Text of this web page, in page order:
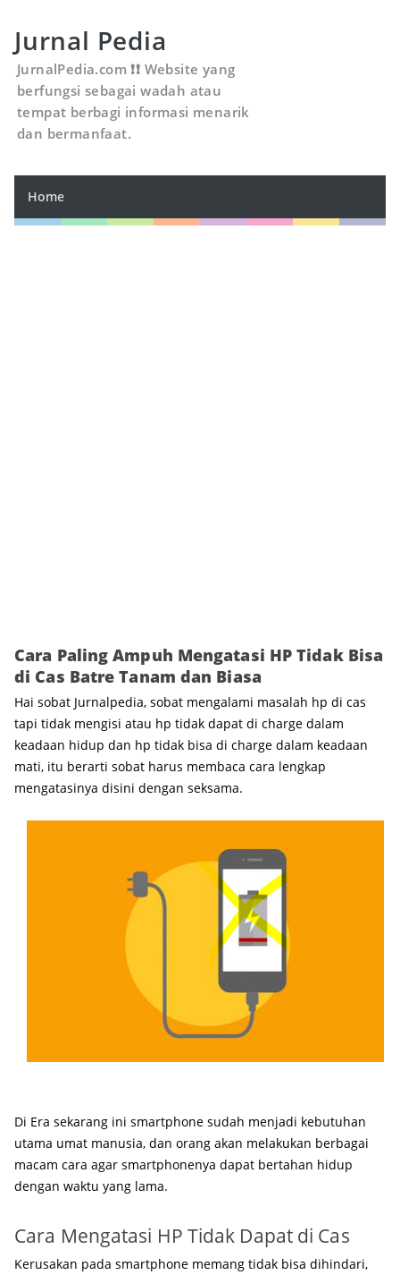
Jurnal Pedia
JurnalPedia.com ❗❗ Website yang
berfungsi sebagai wadah atau
tempat berbagi informasi menarik
dan bermanfaat.
Home
Cara Paling Ampuh Mengatasi HP Tidak Bisa
di Cas Batre Tanam dan Biasa
Hai sobat Jurnalpedia, sobat mengalami masalah hp di cas
tapi tidak mengisi atau hp tidak dapat di charge dalam
keadaan hidup dan hp tidak bisa di charge dalam keadaan
mati, itu berarti sobat harus membaca cara lengkap
mengatasinya disini dengan seksama.
Di Era sekarang ini smartphone sudah menjadi kebutuhan
utama umat manusia, dan orang akan melakukan berbagai
macam cara agar smartphonenya dapat bertahan hidup
dengan waktu yang lama.
Cara Mengatasi HP Tidak Dapat di Cas
Kerusakan pada smartphone memang tidak bisa dihindari,